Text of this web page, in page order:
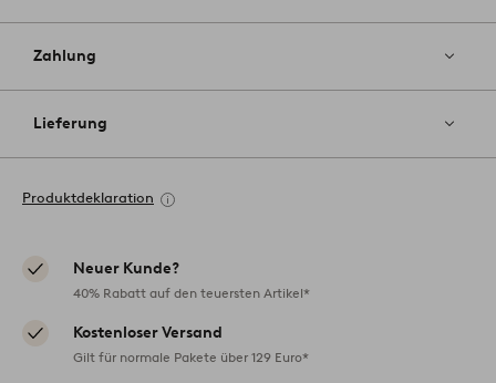
Zahlung
Lieferung
Produktdeklaration
Neuer Kunde?
40% Rabatt auf den teuersten Artikel*
Kostenloser Versand
Gilt für normale Pakete über 129 Euro*